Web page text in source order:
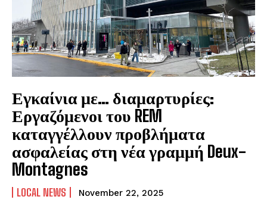
Εγκαίνια με… διαμαρτυρίες:
Εργαζόμενοι του REM
καταγγέλλουν προβλήματα
ασφαλείας στη νέα γραμμή Deux-
Montagnes
LOCAL NEWS November 22, 2025